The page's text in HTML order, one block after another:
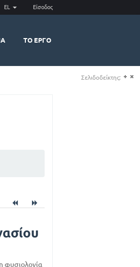
EL Είσοδος
ΤΟ ΈΡΓΟ
φυσιολογία
Σελιδοδείκτης: